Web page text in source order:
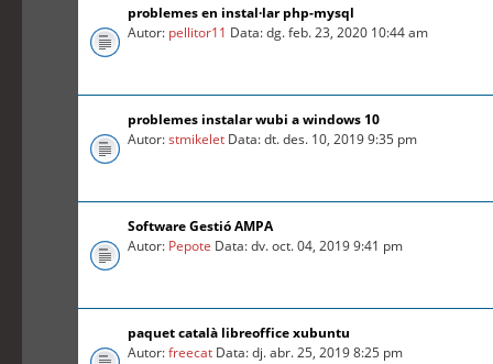
problemes en instal·lar php-mysql
Autor: pellitor11 Data: dg. feb. 23, 2020 10:44 am
problemes instalar wubi a windows 10
Autor:stmikelet Data: dt. des. 10, 2019 9:35 pm
Software Gestió AMPA
Autor: Pepote Data: dv. oct. 04, 2019 9:41 pm
paquet català libreoffice xubuntu
Autor:freecat Data: dj. abr. 25, 2019 8:25 pm